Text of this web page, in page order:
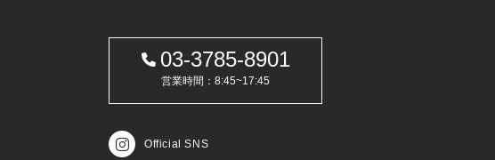
03-3785-8901
営業時間：8:45~17:45
Official SNS